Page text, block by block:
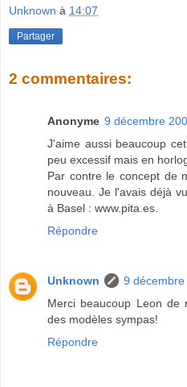
Unknown à 14:07
Partager
2 commentaires:
Anonyme 9 décembre
J'aime aussi beaucoup
peu excessif mais en
Par contre le concept de
nouveau. Je l'avais déjà
à Basel : www.pita.es.
Répondre
Unknown
9
Merci beaucoup Leon
des modèles sympas!
Répondre